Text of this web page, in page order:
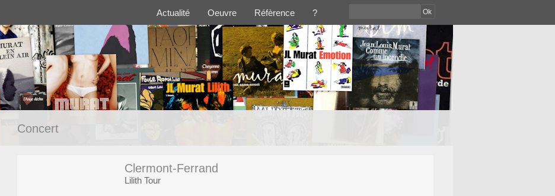
Concert
Clermont-Ferrand
Lilith Tour
Ok
Actualité Oeuvre Réfèrence ?